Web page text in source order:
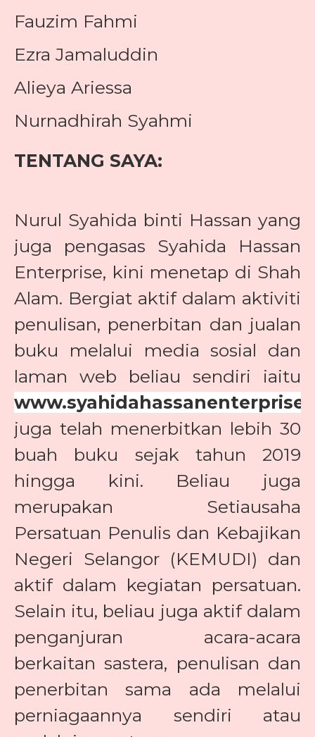
Fauzim Fahmi
Ezra Jamaluddin
Alieya Ariessa
Nurnadhirah Syahmi
TENTANG SAYA:
Nurul Syahida binti Hassan yang
juga pengasas Syahida Hassan
Enterprise, kini menetap di Shah
Alam. Bergiat aktif dalam aktiviti
penulisan, penerbitan dan jualan
buku melalui media sosial dan
laman web beliau sendiri iaitu
juga telah menerbitkan lebih 30
buah buku sejak tahun 2019
hingga kini. Beliau juga
merupakan Setiausaha
Persatuan Penulis dan Kebajikan
Negeri Selangor (KEMUDI) dan
aktif dalam kegiatan persatuan.
Selain itu, beliau juga aktif dalam
penganjuran acara-acara
berkaitan sastera, penulisan dan
penerbitan sama ada melalui
perniagaannya sendiri atau